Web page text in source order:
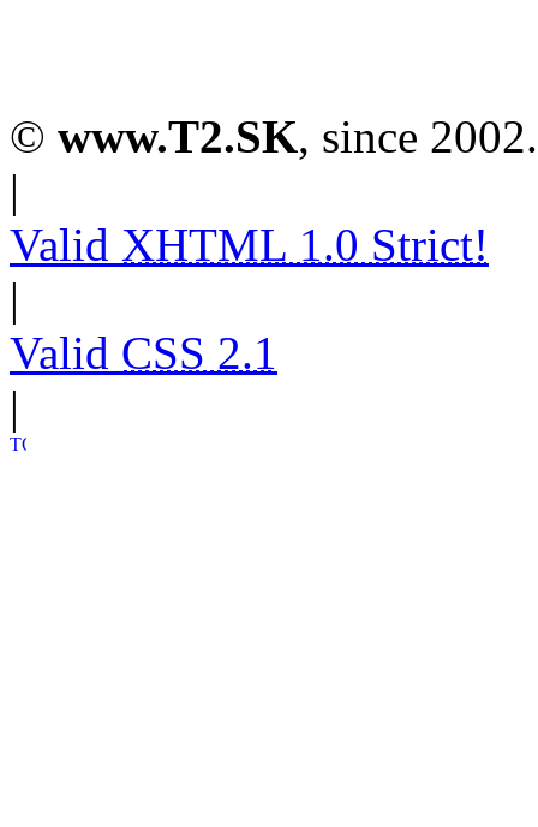
© www.T2.SK, since 2002.
|
Valid XHTML 1.0 Strict!
|
Valid CSS 2.1
|